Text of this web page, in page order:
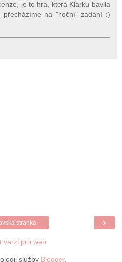
je to hra, která Klárku bavila
přecházíme na "noční" zadání :)
›
stránka
verzi pro web
služby Blogger.